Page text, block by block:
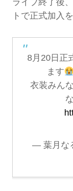
トで正式加入
8月20日正
ます
衣装みん
— 葉月な